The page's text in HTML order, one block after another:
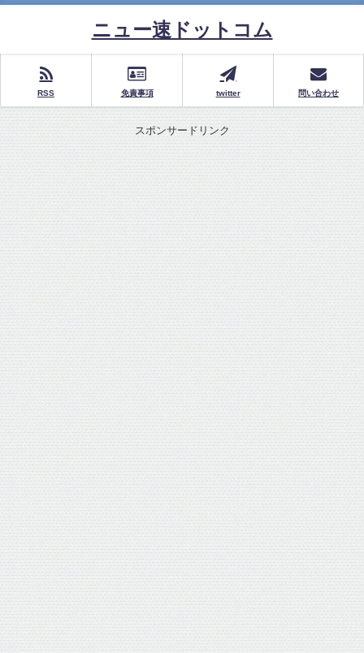
ニュー速ドットコム
RSS 免責事項 twitter 問い合わせ
スポンサードリンク